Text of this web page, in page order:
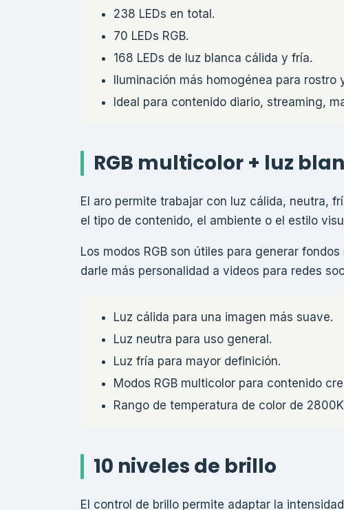
238 LEDs en total.
70 LEDs RGB.
168 LEDs de luz blanca cálida y fría.
Iluminación más homogénea para rostro
Ideal para contenido diario, streaming,
RGB multicolor + luz
El aro permite trabajar con luz cálida, neutra,
el tipo de contenido, el ambiente o el estilo
Los modos RGB son útiles para generar
darle más personalidad a videos para redes
Luz cálida para una imagen más suave.
Luz neutra para uso general.
Luz fría para mayor definición.
Modos RGB multicolor para contenido
Rango de temperatura de color de
10 niveles de brillo
El control de brillo permite adaptar la